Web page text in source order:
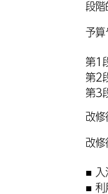
段
予算
第1
第2
第3
改修
改修
利